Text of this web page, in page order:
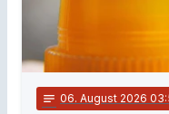
notes 06. August 2026